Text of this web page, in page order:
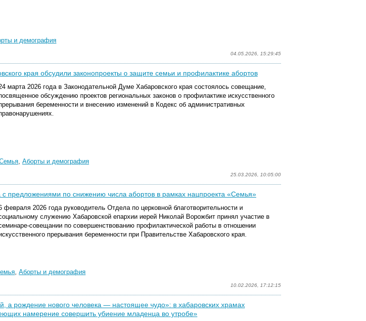
и демография
04.05.2026, 15:29:45
края обсудили законопроекты о защите семьи и профилактике абортов
марта 2026 года в Законодательной Думе Хабаровского края состоялось совещание,
обсуждению проектов региональных законов о профилактике искусственного
беременности и внесению изменений в Кодекс об административных
, Аборты и демография
25.03.2026, 10:05:00
с предложениями по снижению числа абортов в рамках нацпроекта «Семья»
февраля 2026 года руководитель Отдела по церковной благотворительности и
служению Хабаровской епархии иерей Николай Ворожбит принял участие в
совещании по совершенствованию профилактической работы в отношении
прерывания беременности при Правительстве Хабаровского края.
, Аборты и демография
10.02.2026, 17:12:15
а рождение нового человека — настоящее чудо»: в хабаровских храмах
намерение совершить убиение младенца во утробе»